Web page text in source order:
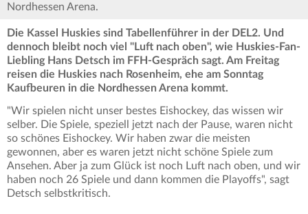
Nordhessen Arena.
Die Kassel Huskies sind Tabellenführer in der DEL2. Und
dennoch bleibt noch viel "Luft nach oben", wie Huskies-Fan-
Liebling Hans Detsch im FFH-Gespräch sagt. Am Freitag
reisen die Huskies nach Rosenheim, ehe am Sonntag
Kaufbeuren in die Nordhessen Arena kommt.
"Wir spielen nicht unser bestes Eishockey, das wissen wir
selber. Die Spiele, speziell jetzt nach der Pause, waren nicht
so schönes Eishockey. Wir haben zwar die meisten
gewonnen, aber es waren jetzt nicht schöne Spiele zum
Ansehen. Aber ja zum Glück ist noch Luft nach oben, und wir
haben noch 26 Spiele und dann kommen die Playoffs", sagt
Detsch selbstkritisch.